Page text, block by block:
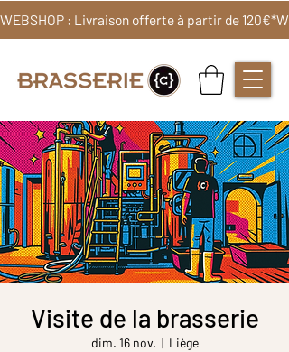
WEBSHOP : Livraison offerte à partir de 120€*
Visite de la brasserie
dim. 16 nov.
  |
Liège